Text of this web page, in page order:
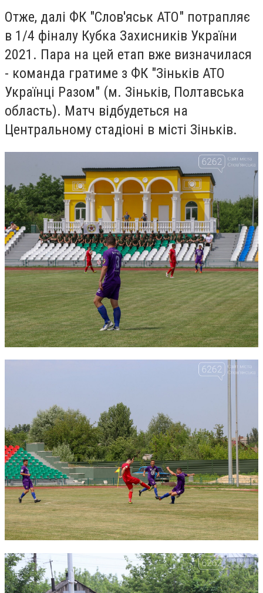
Отже, далі ФК "Слов'яськ АТО" потрапляє
в 1/4 фіналу Кубка Захисників України
2021. Пара на цей етап вже визначилася
- команда гратиме з ФК "Зіньків АТО
Українці Разом" (м. Зіньків, Полтавська
область). Матч відбудеться на
Центральному стадіоні в місті Зіньків.